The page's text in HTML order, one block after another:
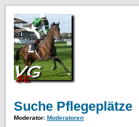
Suche Pflegeplätze
Moderator: Moderatoren